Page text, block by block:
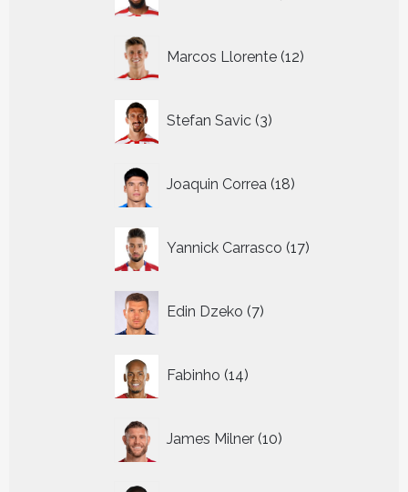
Marcos Llorente 12
producten
Stefan Savic 3
producten
Joaquin Correa 18
producten
Yannick Carrasco 17
producten
Edin Dzeko 7
producten
Fabinho 14
producten
James Milner 10
producten